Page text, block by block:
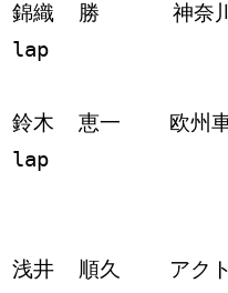
織  勝      神奈川
lap
木  恵一    欧州車
lap
井  順久    アクト